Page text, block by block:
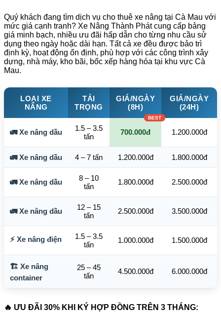
Quý khách đang tìm dịch vụ cho thuê xe nâng tại Cà Mau với
mức giá cạnh tranh? Xe Nâng Thành Phát cung cấp bảng
giá minh bạch, nhiều ưu đãi hấp dẫn cho từng nhu cầu sử
dụng theo ngày hoặc dài hạn. Tất cả xe đều được bảo trì
định kỳ, hoạt động ổn định, phù hợp với các công trình xây
dựng, nhà máy, kho bãi, bốc xếp hàng hóa tại khu vực Cà
Mau.
LOẠI XE
NÂNG
TẢI
TRỌNG
GIÁ/NGÀY
(8H)
GIÁ/NGÀY
(24H)
🚛 Xe nâng dầu
1.5 – 3.5
tấn
700.000đ 1.200.000đ
🚛 Xe nâng dầu 4 – 7 tấn 1.200.000đ 1.800.000đ
🚛 Xe nâng dầu
8 – 10
tấn
1.800.000đ 2.500.000đ
🚛 Xe nâng dầu
12 – 15
tấn
2.500.000đ 3.500.000đ
⚡ Xe nâng điện
1.5 – 3.5
tấn
1.000.000đ 1.500.000đ
🏗️ Xe nâng
container
25 – 45
tấn
4.500.000đ 6.000.000đ
🔥 ƯU ĐÃI 30% KHI KÝ HỢP ĐỒNG TRÊN 3 THÁNG: